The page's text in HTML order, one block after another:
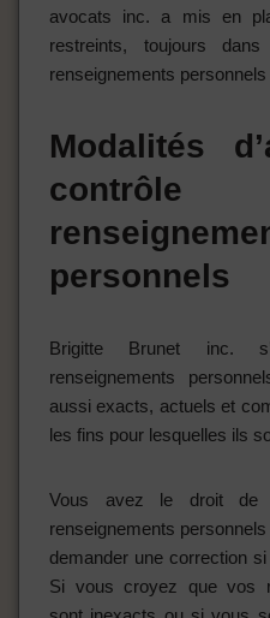
avocats inc. a mis en
restreints, toujours
renseignements
Modalités
personnels
Brigitte Brunet inc.
renseignements
aussi exacts, actuels et
les fins pour lesquelles ils
Vous avez le droit de
renseignements
demander une correction
Si vous croyez que vos